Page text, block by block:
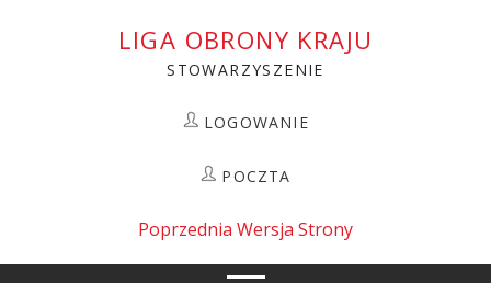
LIGA OBRONY KRAJU
STOWARZYSZENIE
LOGOWANIE
POCZTA
Poprzednia Wersja Strony